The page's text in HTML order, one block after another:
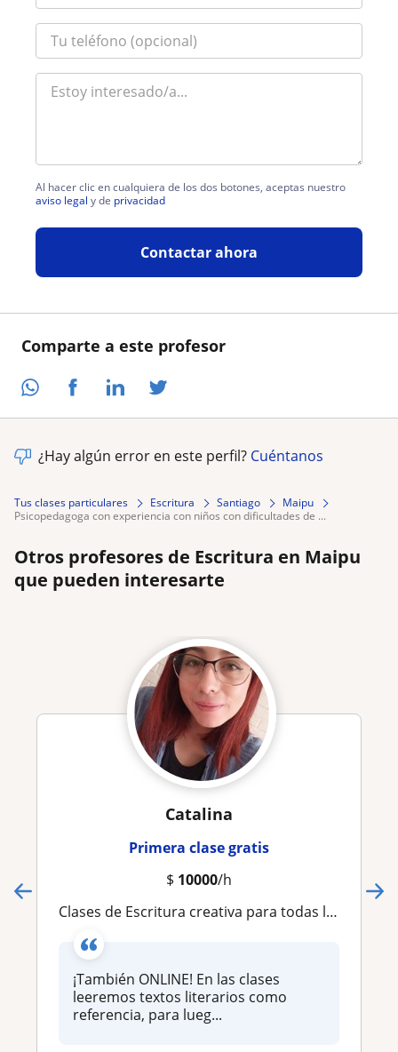
Comparte a este profesor
Al hacer clic en cualquiera de los dos botones, aceptas nuestro
aviso legal y de privacidad
Contactar ahora
¿Hay algún error en este perfil? Cuéntanos
Tus clases particulares Escritura Santiago
Maipu
psicopedagoga con experiencia con niños con dificultades de ...
Otros profesores de Escritura en Maipu
que pueden interesarte
Catalina
Primera clase gratis
$ 10000/h
Clases de Escritura creativa para todas las edades
¡También ONLINE! En las clases
leeremos textos literarios como
referencia, para lueg...